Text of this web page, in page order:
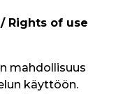
Rights of use
mahdollisuus
käyttöön.